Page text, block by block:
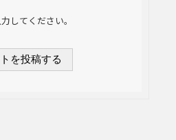
してください。